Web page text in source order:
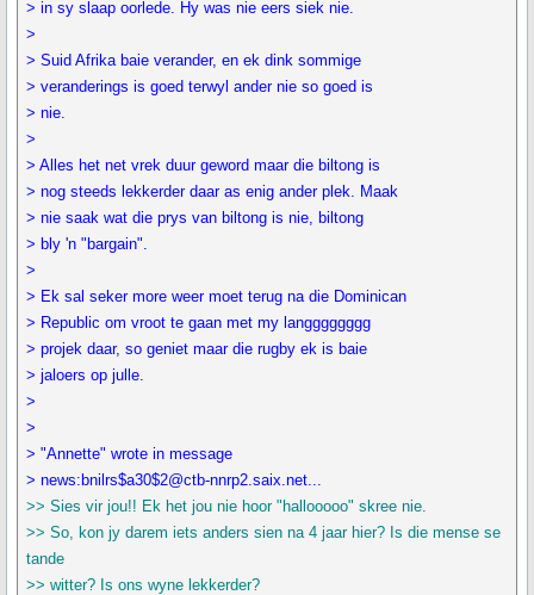
> in sy slaap oorlede. Hy was nie eers siek nie.
>
> Suid Afrika baie verander, en ek dink sommige
> veranderings is goed terwyl ander nie so goed is
> nie.
>
> Alles het net vrek duur geword maar die biltong is
> nog steeds lekkerder daar as enig ander plek. Maak
> nie saak wat die prys van biltong is nie, biltong
> bly 'n "bargain".
>
> Ek sal seker more weer moet terug na die Dominican
> Republic om vroot te gaan met my langggggggg
> projek daar, so geniet maar die rugby ek is baie
> jaloers op julle.
>
>
> "Annette" wrote in message
> news:bnilrs$a30$2@ctb-nnrp2.saix.net...
>> Sies vir jou!! Ek het jou nie hoor "hallooooo" skree nie.
>> So, kon jy darem iets anders sien na 4 jaar hier? Is die mense se
tande
>> witter? Is ons wyne lekkerder?